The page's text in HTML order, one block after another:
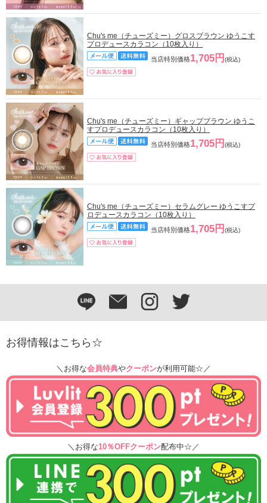
Chu's me（チューズミー）グロスブラウン ゆうこす
プロデュースカラコン（10枚入り）
当店特別価格1,705円 (税込)
Chu's me（チューズミー）ギャップブラウン ゆうこ
すプロデュースカラコン（10枚入り）
当店特別価格1,705円 (税込)
Chu's me（チューズミー）セラムグレー ゆうこすプ
ロデュースカラコン（10枚入り）
当店特別価格1,705円 (税込)
お得情報はこちら☆
＼お得な会員特典やクーポンが利用可能☆／
＼お得な10％OFFクーポン配布中☆／